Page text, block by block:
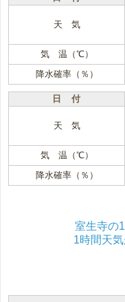
天 気
気 温（℃）
降水確率（％）
日 付
天 気
気 温（℃）
降水確率（％）
室生寺の
1時間天